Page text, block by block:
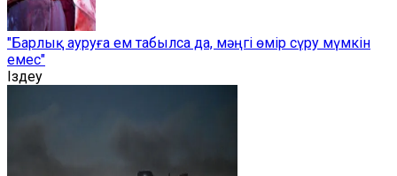
"Барлық ауруға ем табылса да, мәңгі өмір сүру мүмкін
емес"
Іздеу